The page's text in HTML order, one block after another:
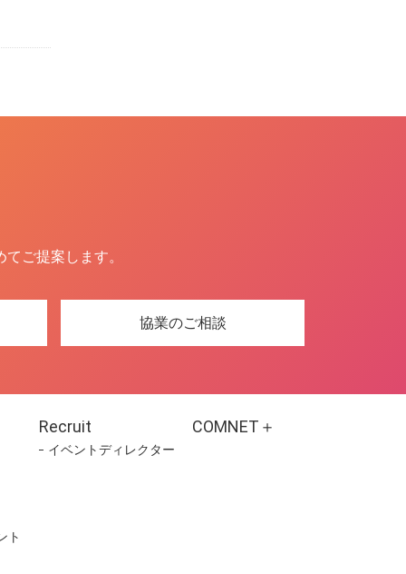
ご提案します。
協業のご相談
ト
Recruit
イベントディレクター
COMNET＋